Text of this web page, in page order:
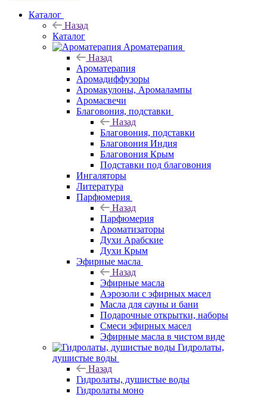
Каталог
Назад
Каталог
Ароматерапия
Назад
Ароматерапия
Аромадиффузоры
Аромакулоны, Аромалампы
Аромасвечи
Благовония, подставки
Назад
Благовония, подставки
Благовония Индия
Благовония Крым
Подставки под благовония
Ингаляторы
Литература
Парфюмерия
Назад
Парфюмерия
Ароматизаторы
Духи Арабские
Духи Крым
Эфирные масла
Назад
Эфирные масла
Аэрозоли с эфирных масел
Масла для сауны и бани
Подарочные открытки, наборы
Смеси эфирных масел
Эфирные масла в чистом виде
Гидролаты,
душистые воды
Назад
Гидролаты, душистые воды
Гидролаты моно